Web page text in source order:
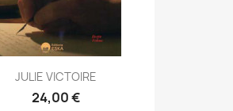
JULIE VICTOIRE
24,00 €